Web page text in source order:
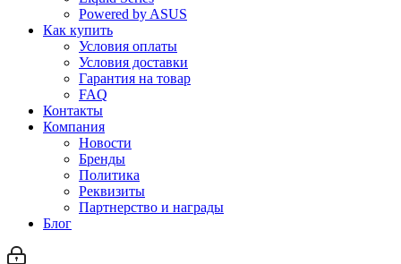
Powered by ASUS
Как купить
Условия оплаты
Условия доставки
Гарантия на товар
FAQ
Контакты
Компания
Новости
Бренды
Политика
Реквизиты
Партнерство и награды
Блог